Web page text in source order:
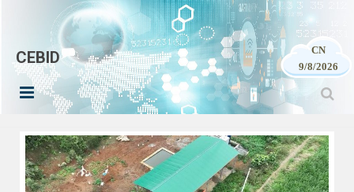
CEBID
CN
9/8/2026